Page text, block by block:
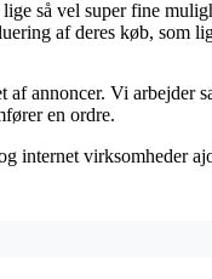
så vel super fine
af deres køb, som
af annoncer. Vi arbejder
en ordre.
internet virksomheder